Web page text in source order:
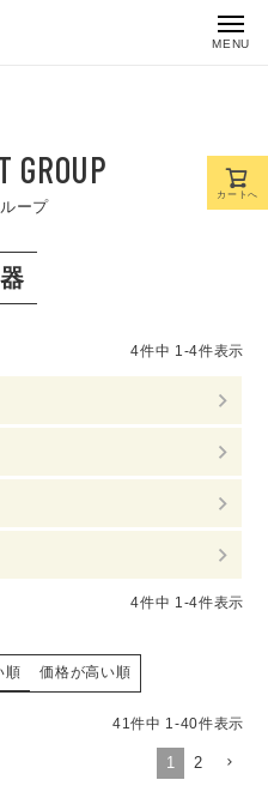
MENU
GROUP
ープ
4件中 1-4件表示
4件中 1-4件表示
順 価格が高い順
41件中 1-40件表示
1 2
カートへ